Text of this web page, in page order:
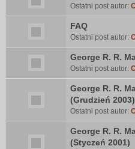
Ostatni post autor:
FAQ
Ostatni post autor:
George R. R.
Ostatni post autor:
George R. R.
(Grudzień 2003)
Ostatni post autor:
George R. R.
(Styczeń 2001)